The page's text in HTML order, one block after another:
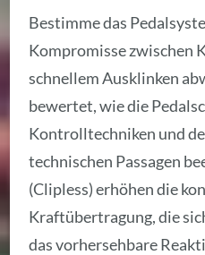
Bestimme das
Kompromisse zwischen
schnellem Ausklinken
bewertet, wie die
Kontrolltechniken und
technischen Passagen
(Clipless) erhöhen die
Kraftübertragung, die
das vorhersehbare